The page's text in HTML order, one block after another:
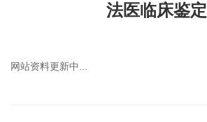
法医临床鉴定
网站资料更新中...